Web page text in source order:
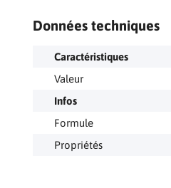
Données techniques
Caractéristiques
Valeur
Infos
Formule
Propriétés